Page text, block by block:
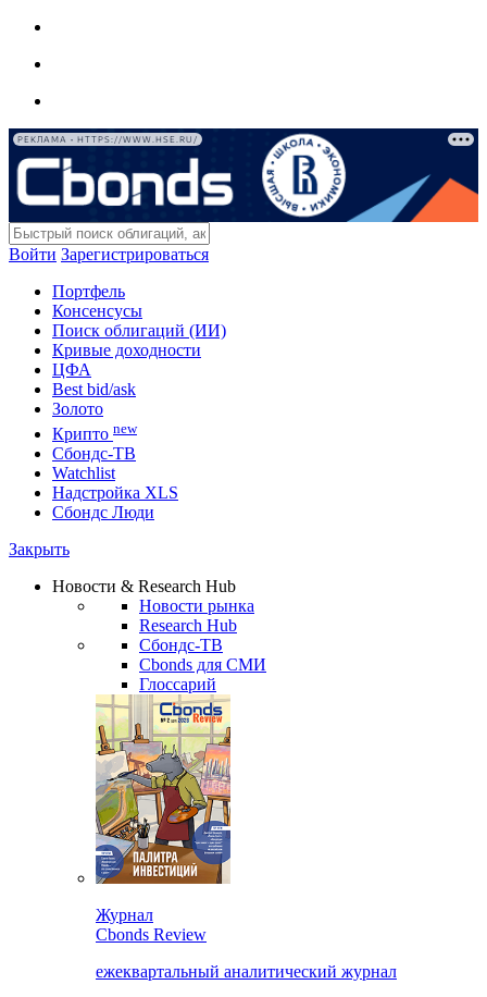
РЕКЛАМА • HTTPS://WWW.HSE.RU/
Войти Зарегистрироваться
Портфель
Консенсусы
Поиск облигаций (ИИ)
Кривые доходности
ЦФА
Best bid/ask
Золото
Крипто new
Сбондс-ТВ
Watchlist
Надстройка XLS
Сбондс Люди
Закрыть
Новости & Research Hub
Новости рынка
Research Hub
Сбондс-ТВ
Cbonds для СМИ
Глоссарий
Журнал
Cbonds Review
ежеквартальный аналитический журнал